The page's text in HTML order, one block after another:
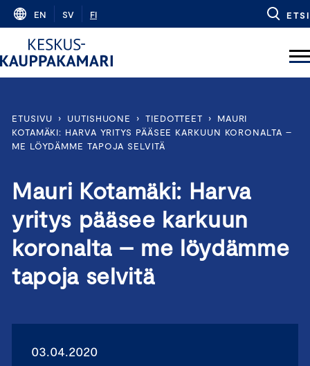
Skip
content
EN SV FI ETSI
ETUSIVU › UUTISHUONE › TIEDOTTEET ›
MAURI
KOTAMÄKI: HARVA YRITYS PÄÄSEE KARKUUN KORONALTA –
ME LÖYDÄMME TAPOJA SELVITÄ
Mauri Kotamäki: Harva
yritys pääsee karkuun
koronalta – me löydämme
tapoja selvitä
03.04.2020